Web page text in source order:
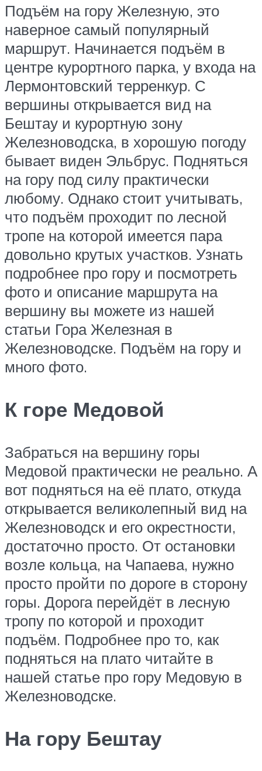
Подъём на гору Железную, это
наверное самый популярный
маршрут. Начинается подъём в
центре курортного парка, у входа на
Лермонтовский терренкур. С
вершины открывается вид на
Бештау и курортную зону
Железноводска, в хорошую погоду
бывает виден Эльбрус. Подняться
на гору под силу практически
любому. Однако стоит учитывать,
что подъём проходит по лесной
тропе на которой имеется пара
довольно крутых участков. Узнать
подробнее про гору и посмотреть
фото и описание маршрута на
вершину вы можете из нашей
статьи Гора Железная в
Железноводске. Подъём на гору и
много фото.
К горе Медовой
Забраться на вершину горы
Медовой практически не реально. А
вот подняться на её плато, откуда
открывается великолепный вид на
Железноводск и его окрестности,
достаточно просто. От остановки
возле кольца, на Чапаева, нужно
просто пройти по дороге в сторону
горы. Дорога перейдёт в лесную
тропу по которой и проходит
подъём. Подробнее про то, как
подняться на плато читайте в
нашей статье про гору Медовую в
Железноводске.
На гору Бештау